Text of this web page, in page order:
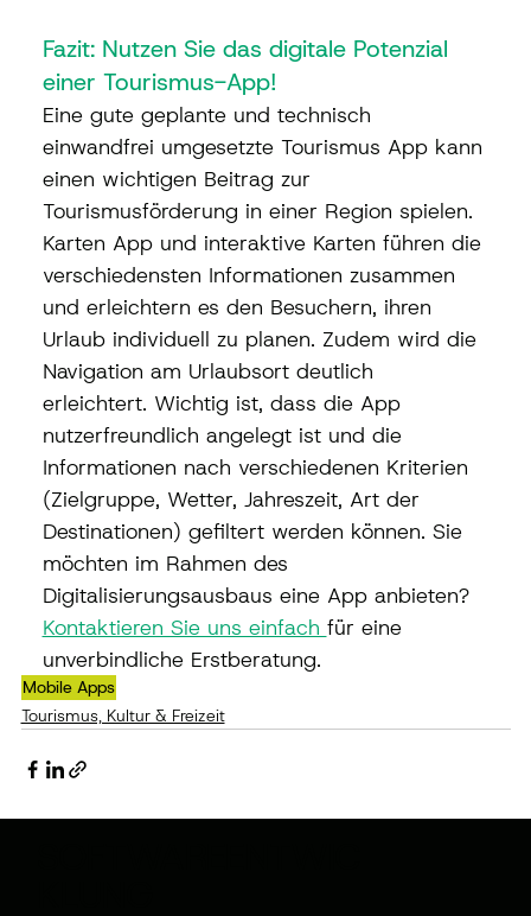
Fazit: Nutzen Sie das digitale Potenzial
einer Tourismus-App!
Eine gute geplante und technisch
einwandfrei umgesetzte Tourismus App kann
einen wichtigen Beitrag zur
Tourismusförderung in einer Region spielen.
Karten App und interaktive Karten führen die
verschiedensten Informationen zusammen
und erleichtern es den Besuchern, ihren
Urlaub individuell zu planen. Zudem wird die
Navigation am Urlaubsort deutlich
erleichtert. Wichtig ist, dass die App
nutzerfreundlich angelegt ist und die
Informationen nach verschiedenen Kriterien
(Zielgruppe, Wetter, Jahreszeit, Art der
Destinationen) gefiltert werden können. Sie
möchten im Rahmen des
Digitalisierungsausbaus eine App anbieten?
Kontaktieren Sie uns einfach für eine
unverbindliche Erstberatung.
Mobile Apps
Tourismus, Kultur & Freizeit